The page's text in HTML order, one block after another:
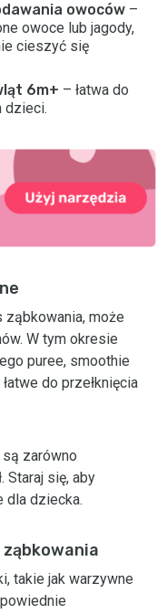
owoców –
owoce lub jagody,
cieszyć się
6m+ – łatwa do
dzieci.
może
W tym okresie
puree, smoothie
do przełknięcia
są zarówno
Staraj się, aby
dla dziecka.
takie jak warzywne